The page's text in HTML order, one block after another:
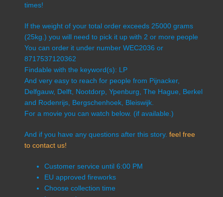
times!
If the weight of your total order exceeds 25000 grams
(25kg.) you will need to pick it up with 2 or more people
You can order it under number WEC2036 or
8717537120362
Findable with the keyword(s): LP
And very easy to reach for people from Pijnacker,
Delfgauw, Delft, Nootdorp, Ypenburg, The Hague, Berkel
and Rodenrijs, Bergschenhoek, Bleiswijk.
For a movie you can watch below. (if available.)
And if you have any questions after this story. feel free
to contact us!
Customer service until 6:00 PM
EU approved fireworks
Choose collection time